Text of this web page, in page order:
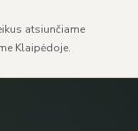
atsiunčiame
Klaipėdoje.